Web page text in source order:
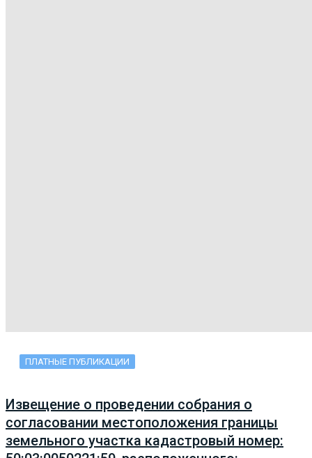
ПЛАТНЫЕ ПУБЛИКАЦИИ
Извещение о проведении собрания о
согласовании местоположения границы
земельного участка кадастровый номер: